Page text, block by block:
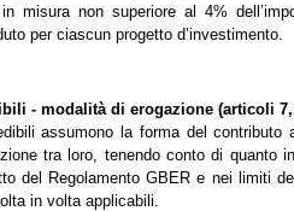
misura non superiore al 4%
per ciascun progetto d’investimento.
- modalità di erogazione (articoli
assumono la forma del contributo
tra loro, tenendo conto di quanto
del Regolamento GBER e nei limiti
in volta applicabili.